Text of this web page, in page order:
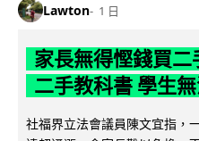
Lawton 1 日
家長無得慳錢買
二手教科書 學生
社福界立法會議員陳文宜指，